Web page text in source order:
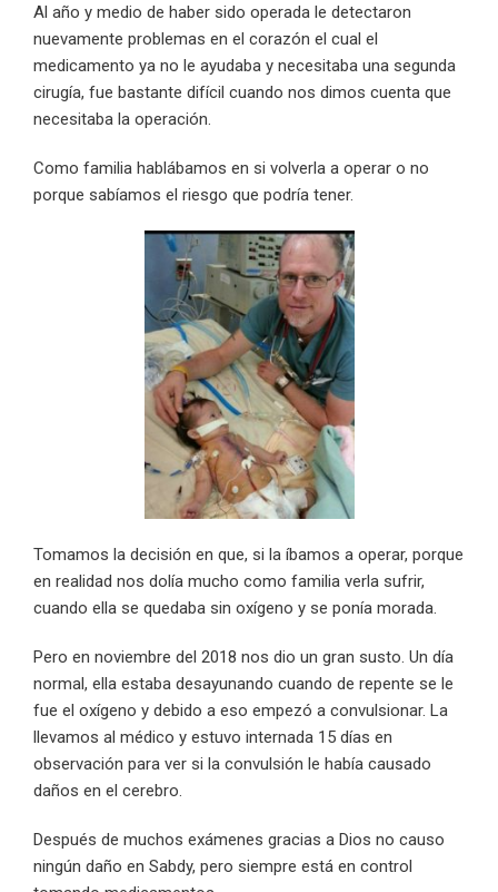
Al año y medio de haber sido operada le detectaron
nuevamente problemas en el corazón el cual el
medicamento ya no le ayudaba y necesitaba una segunda
cirugía, fue bastante difícil cuando nos dimos cuenta que
necesitaba la operación.
Como familia hablábamos en si volverla a operar o no
porque sabíamos el riesgo que podría tener.
Tomamos la decisión en que, si la íbamos a operar, porque
en realidad nos dolía mucho como familia verla sufrir,
cuando ella se quedaba sin oxígeno y se ponía morada.
Pero en noviembre del 2018 nos dio un gran susto. Un día
normal, ella estaba desayunando cuando de repente se le
fue el oxígeno y debido a eso empezó a convulsionar. La
llevamos al médico y estuvo internada 15 días en
observación para ver si la convulsión le había causado
daños en el cerebro.
Después de muchos exámenes gracias a Dios no causo
ningún daño en Sabdy, pero siempre está en control